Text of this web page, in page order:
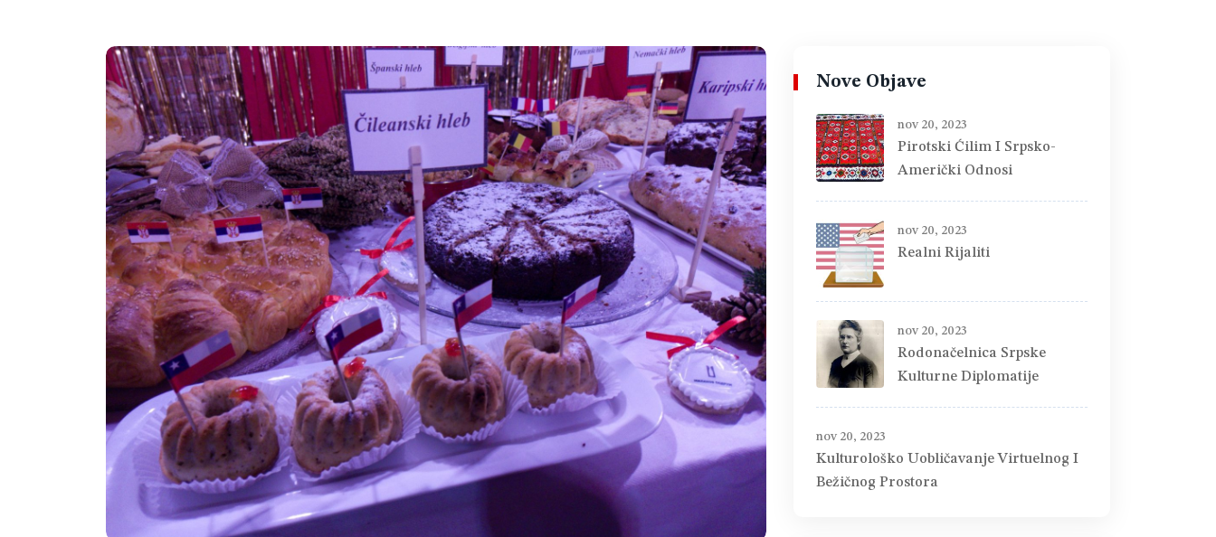
Nove Objave
nov 20, 2023
Pirotski Ćilim I Srpsko-
Američki Odnosi
nov 20, 2023
Realni Rijaliti
nov 20, 2023
Rodonačelnica Srpske
Kulturne Diplomatije
nov 20, 2023
Kulturološko Uobličavanje Virtuelnog I
Bežičnog Prostora